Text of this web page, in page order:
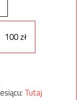
100 zł
Tutaj